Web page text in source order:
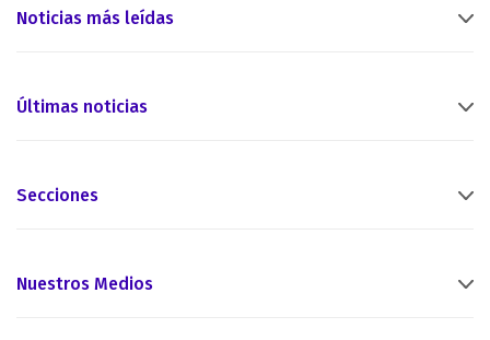
Noticias más leídas
Últimas noticias
Secciones
Nuestros Medios